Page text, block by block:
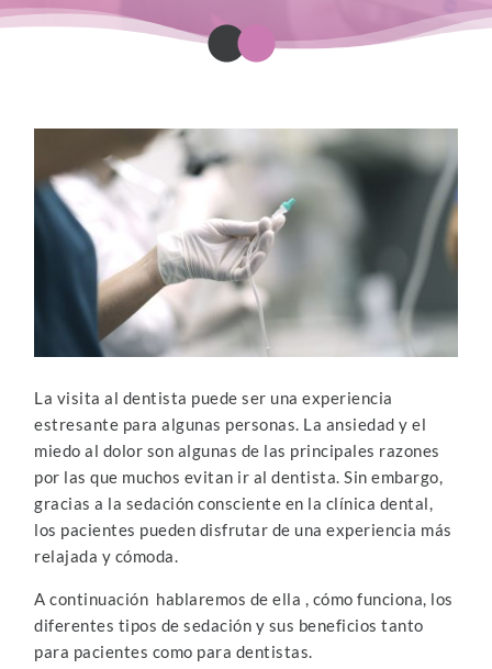
La visita al dentista puede ser una experiencia
estresante para algunas personas. La ansiedad y el
miedo al dolor son algunas de las principales razones
por las que muchos evitan ir al dentista. Sin embargo,
gracias a la sedación consciente en la clínica dental,
los pacientes pueden disfrutar de una experiencia más
relajada y cómoda.
A continuación hablaremos de ella , cómo funciona, los
diferentes tipos de sedación y sus beneficios tanto
para pacientes como para dentistas.